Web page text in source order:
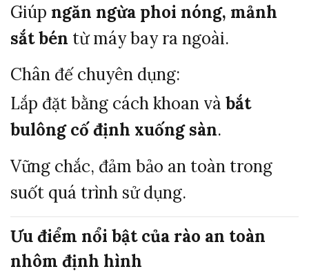
Giúp ngăn ngừa phoi nóng, mảnh
sắt bén từ máy bay ra ngoài.
Chân đế chuyên dụng:
Lắp đặt bằng cách khoan và bắt
bulông cố định xuống sàn.
Vững chắc, đảm bảo an toàn trong
suốt quá trình sử dụng.
Ưu điểm nổi bật của rào an toàn
nhôm định hình